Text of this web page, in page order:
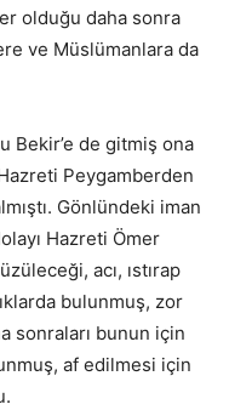
olduğu daha sonra
ve Müslümanlara da
Bekir’e de gitmiş ona
Peygamberden
Gönlündeki iman
Hazreti Ömer
acı, ıstırap
bulunmuş, zor
sonraları bunun için
af edilmesi için